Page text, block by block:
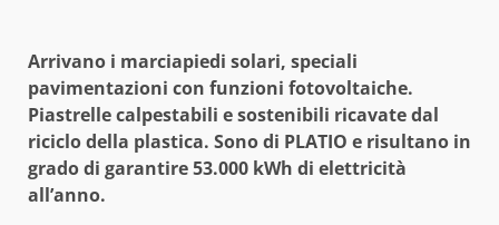
Arrivano i marciapiedi solari, speciali
pavimentazioni con funzioni fotovoltaiche.
Piastrelle calpestabili e sostenibili ricavate dal
riciclo della plastica. Sono di PLATIO e risultano in
grado di garantire 53.000 kWh di elettricità
all’anno.